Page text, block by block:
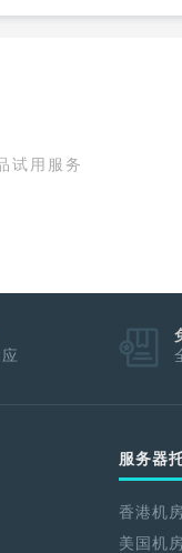
试用服务
服务器
香港机房
美国机房